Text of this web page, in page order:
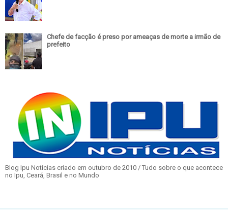
Chefe de facção é preso por ameaças de morte a irmão de
prefeito
Blog Ipu Notícias criado em outubro de 2010 / Tudo sobre o que acontece
no Ipu, Ceará, Brasil e no Mundo